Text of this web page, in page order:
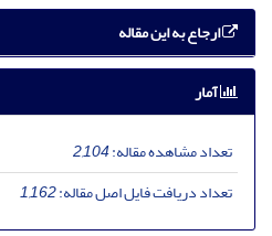
ارجاع به این مقاله
آمار
تعداد مشاهده مقاله:2,104
تعداد دریافت فایل اصل مقاله:1,162